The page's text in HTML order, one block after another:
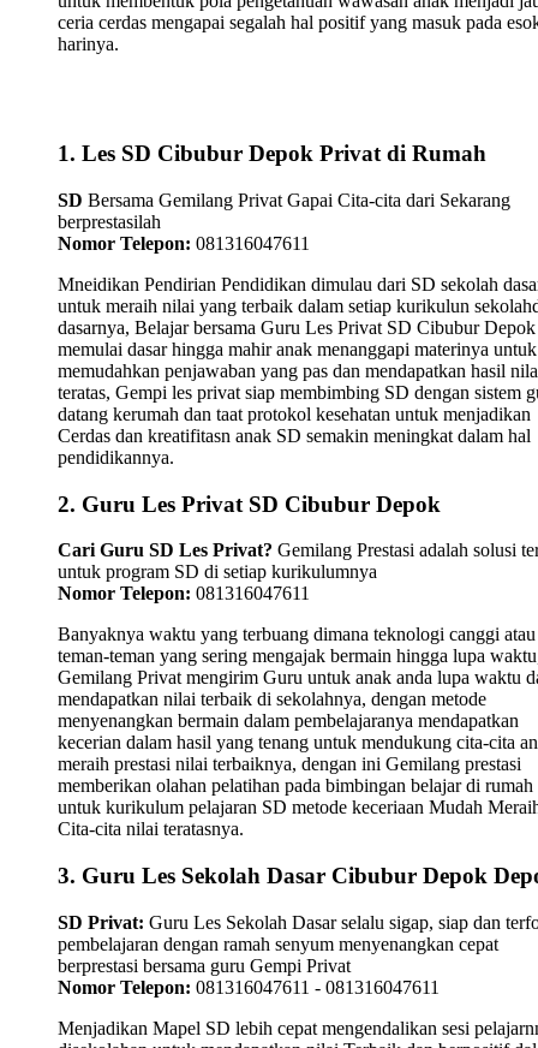
ceria cerdas mengapai segalah hal positif yang masuk pada
harinya.
1. Les SD Cibubur Depok Privat di Rumah
SD Bersama Gemilang Privat Gapai Cita-cita dari Sekarang
berprestasilah
Nomor Telepon: 081316047611
Mneidikan Pendirian Pendidikan dimulau dari SD sekolah
untuk meraih nilai yang terbaik dalam setiap kurikulun
dasarnya, Belajar bersama Guru Les Privat SD Cibubur Depok
memulai dasar hingga mahir anak menanggapi materinya untuk
memudahkan penjawaban yang pas dan mendapatkan hasil
teratas, Gempi les privat siap membimbing SD dengan sistem
datang kerumah dan taat protokol kesehatan untuk menjadikan
Cerdas dan kreatifitasn anak SD semakin meningkat dalam hal
pendidikannya.
2. Guru Les Privat SD Cibubur Depok
Cari Guru SD Les Privat? Gemilang Prestasi adalah solusi
untuk program SD di setiap kurikulumnya
Nomor Telepon: 081316047611
Banyaknya waktu yang terbuang dimana teknologi canggi atau
teman-teman yang sering mengajak bermain hingga lupa
Gemilang Privat mengirim Guru untuk anak anda lupa waktu
mendapatkan nilai terbaik di sekolahnya, dengan metode
menyenangkan bermain dalam pembelajaranya mendapatkan
kecerian dalam hasil yang tenang untuk mendukung cita-cita
meraih prestasi nilai terbaiknya, dengan ini Gemilang prestasi
memberikan olahan pelatihan pada bimbingan belajar di rumah
untuk kurikulum pelajaran SD metode keceriaan Mudah
Cita-cita nilai teratasnya.
3. Guru Les Sekolah Dasar Cibubur Depok
SD Privat: Guru Les Sekolah Dasar selalu sigap, siap dan
pembelajaran dengan ramah senyum menyenangkan cepat
berprestasi bersama guru Gempi Privat
Nomor Telepon: 081316047611 - 081316047611
Menjadikan Mapel SD lebih cepat mengendalikan sesi